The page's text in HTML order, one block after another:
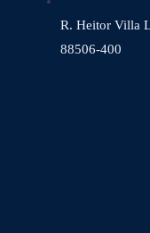
R. Heitor Villa
88506-400